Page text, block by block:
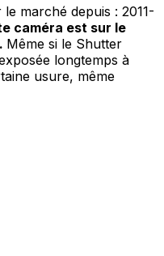
marché depuis : 2011-
caméra est sur le
Même si le Shutter
longtemps à
usure, même